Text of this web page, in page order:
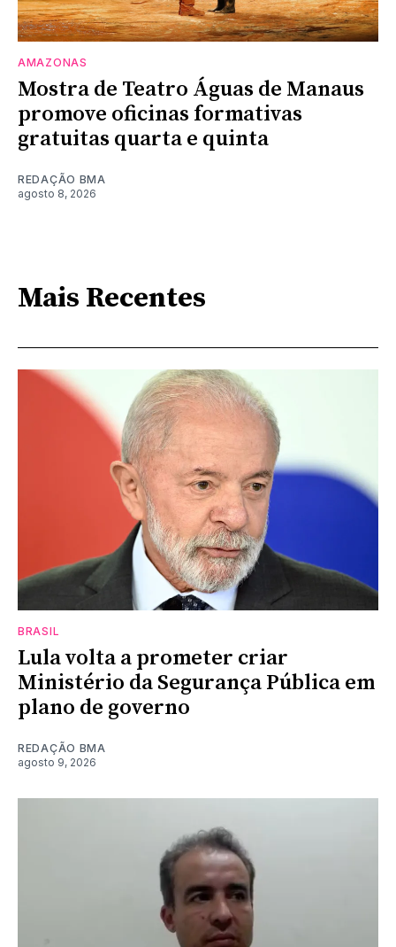
AMAZONAS
Mostra de Teatro Águas de Manaus
promove oficinas formativas
gratuitas quarta e quinta
REDAÇÃO BMA
agosto 8, 2026
Mais Recentes
BRASIL
Lula volta a prometer criar
Ministério da Segurança Pública em
plano de governo
REDAÇÃO BMA
agosto 9, 2026